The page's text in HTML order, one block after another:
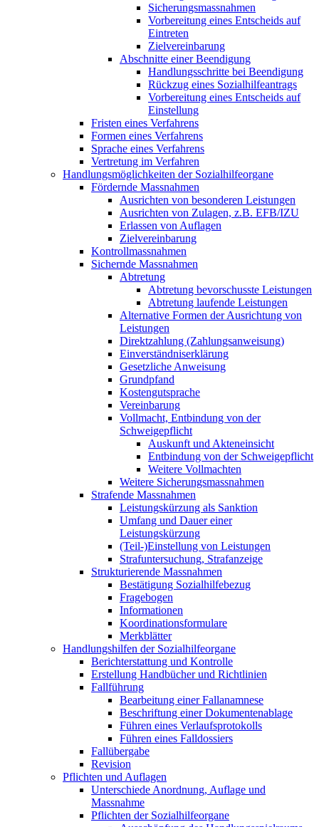
Sicherungsmassnahmen
Vorbereitung eines Entscheids auf
Eintreten
Zielvereinbarung
Abschnitte einer Beendigung
Handlungsschritte bei Beendigung
Rückzug eines Sozialhilfeantrags
Vorbereitung eines Entscheids auf
Einstellung
Fristen eines Verfahrens
Formen eines Verfahrens
Sprache eines Verfahrens
Vertretung im Verfahren
Handlungsmöglichkeiten der Sozialhilfeorgane
Fördernde Massnahmen
Ausrichten von besonderen Leistungen
Ausrichten von Zulagen, z.B. EFB/IZU
Erlassen von Auflagen
Zielvereinbarung
Kontrollmassnahmen
Sichernde Massnahmen
Abtretung
Abtretung bevorschusste Leistungen
Abtretung laufende Leistungen
Alternative Formen der Ausrichtung von
Leistungen
Direktzahlung (Zahlungsanweisung)
Einverständniserklärung
Gesetzliche Anweisung
Grundpfand
Kostengutsprache
Vereinbarung
Vollmacht, Entbindung von der
Schweigepflicht
Auskunft und Akteneinsicht
Entbindung von der Schweigepflicht
Weitere Vollmachten
Weitere Sicherungsmassnahmen
Strafende Massnahmen
Leistungskürzung als Sanktion
Umfang und Dauer einer
Leistungskürzung
(Teil-)Einstellung von Leistungen
Strafuntersuchung, Strafanzeige
Strukturierende Massnahmen
Bestätigung Sozialhilfebezug
Fragebogen
Informationen
Koordinationsformulare
Merkblätter
Handlungshilfen der Sozialhilfeorgane
Berichterstattung und Kontrolle
Erstellung Handbücher und Richtlinien
Fallführung
Bearbeitung einer Fallanamnese
Beschriftung einer Dokumentenablage
Führen eines Verlaufsprotokolls
Führen eines Falldossiers
Fallübergabe
Revision
Pflichten und Auflagen
Unterschiede Anordnung, Auflage und
Massnahme
Pflichten der Sozialhilfeorgane